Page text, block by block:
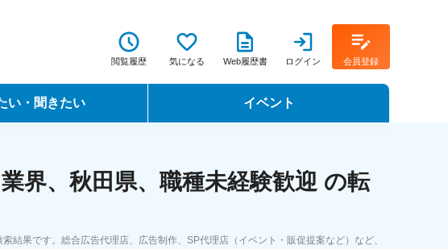
閲覧履歴 気になる Web履歴書 ログイン 会員登録
い・聞きたい イベント
転職フェア
界、秋田県、職種未経験歓迎 の転
結果です。総合広告代理店、広告制作、SP代理店（イベント・販促提案など）など、